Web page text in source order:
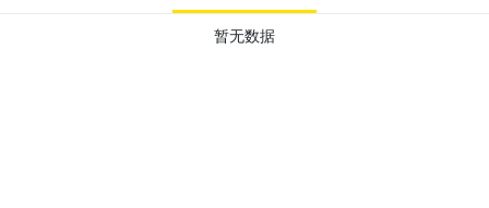
暂无数据